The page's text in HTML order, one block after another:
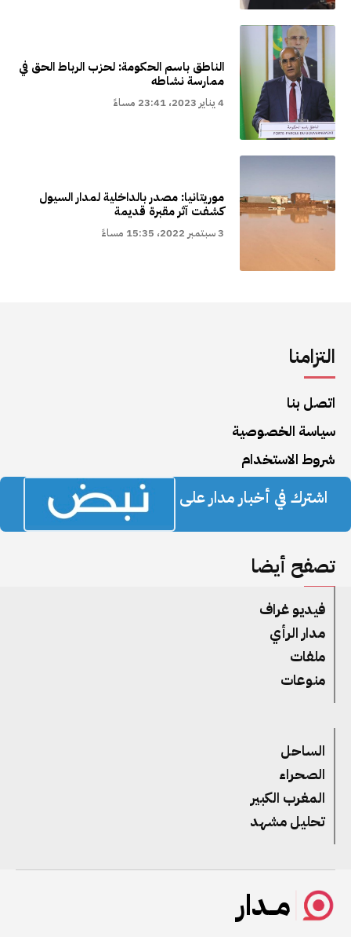
الناطق باسم الحكومة: لحزب الرباط الحق في
ممارسة نشاطه
4 يناير 2023، 23:41 مساءً
موريتانيا: مصدر بالداخلية لمدار السيول
كشفت آثر مقبرة قديمة
3 سبتمبر 2022، 15:35 مساءً
التزامنا
اتصل بنا
سياسة الخصوصية
شروط الاستخدام
اشترك في أخبار مدار على
تصفح أيضا
فيديو غراف
مدار الرأي
ملفات
منوعات
الساحل
الصحراء
المغرب الكبير
تحليل مشهد
مــدار